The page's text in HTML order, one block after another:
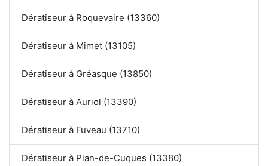
Dératiseur à Roquevaire (13360)
Dératiseur à Mimet (13105)
Dératiseur à Gréasque (13850)
Dératiseur à Auriol (13390)
Dératiseur à Fuveau (13710)
Dératiseur à Plan-de-Cuques (13380)